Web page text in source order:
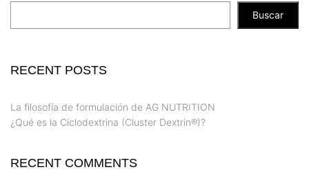
Buscar
RECENT POSTS
La filosofía de formulación de AG NUTRITION
¿Qué es la Ciclodextrina (Cluster Dextrin®)?
RECENT COMMENTS